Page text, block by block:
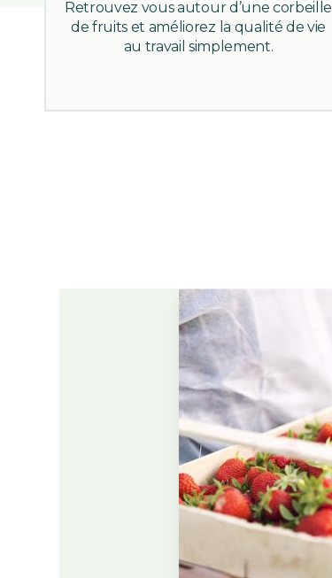
Retrouvez vous autour d’une corbeille
de fruits et améliorez la qualité de vie
au travail simplement.